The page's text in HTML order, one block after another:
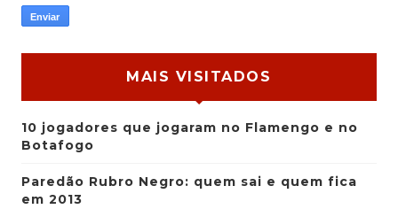
MAIS VISITADOS
10 jogadores que jogaram no Flamengo e no
Botafogo
Paredão Rubro Negro: quem sai e quem fica
em 2013